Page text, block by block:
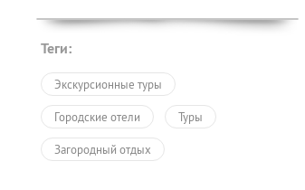
Теги:
Экскурсионные туры
Городские отели Туры
Загородный отдых